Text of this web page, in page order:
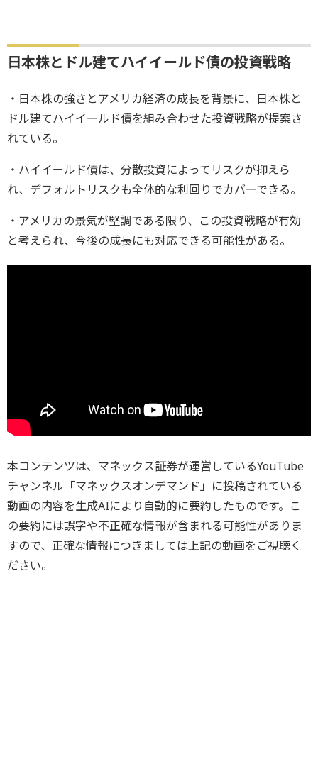
日本株とドル建てハイイールド債の投資戦略
・日本株の強さとアメリカ経済の成長を背景に、日本株と
ドル建てハイイールド債を組み合わせた投資戦略が提案さ
れている。
・ハイイールド債は、分散投資によってリスクが抑えら
れ、デフォルトリスクも全体的な利回りでカバーできる。
・アメリカの景気が堅調である限り、この投資戦略が有効
と考えられ、今後の成長にも対応できる可能性がある。
本コンテンツは、マネックス証券が運営しているYouTube
チャンネル「マネックスオンデマンド」に投稿されている
動画の内容を生成AIにより自動的に要約したものです。こ
の要約には誤字や不正確な情報が含まれる可能性がありま
すので、正確な情報につきましては上記の動画をご視聴く
ださい。